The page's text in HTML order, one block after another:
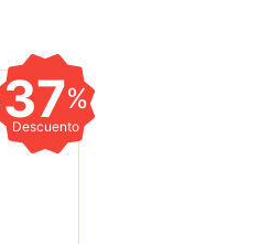
37%
Descuento